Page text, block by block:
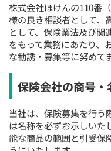
株式会社ほけんの110番
様の良き相談者として、
として、保険業法及び関
をもって業務にあたり、
な勧誘・募集等に努めて
保険会社の商号・
当社は、保険募集を行う
は名称を必ずお示しいた
能な商品の範囲と引受保